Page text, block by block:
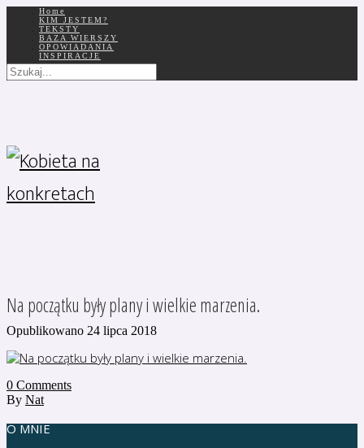
Home
KIM JESTEM?
TEKSTY
BAZA WIERSZY
OPOWIADANIA
INSPIRACJE
Na początku były plany i wielkie marzenia.
Opublikowano 24 lipca 2018
0 Comments
By Nat
O MNIE